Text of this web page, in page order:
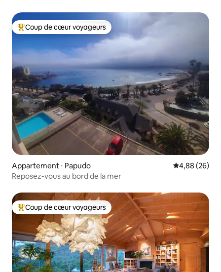
Coups de cœur voyageurs les plus appréciés
Coup de cœur voyageurs
Appartement ⋅ Papudo Évaluation
4,88 (26)
Reposez-vous au bord de la mer
Coups de cœur voyageurs les plus appréciés
Coup de cœur voyageurs